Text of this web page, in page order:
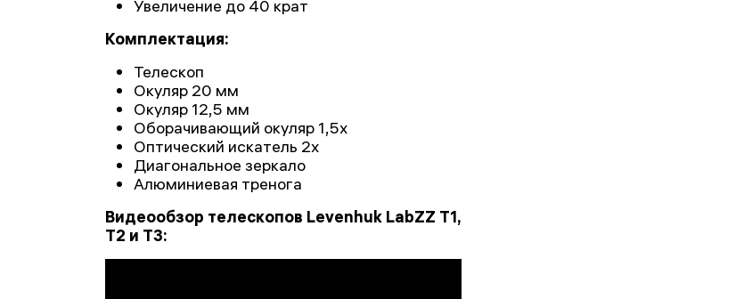
Увеличение до 40 крат
Комплектация:
Телескоп
Окуляр 20 мм
Окуляр 12,5 мм
Оборачивающий окуляр 1,5х
Оптический искатель 2х
Диагональное зеркало
Алюминиевая тренога
Видеообзор телескопов Levenhuk LabZZ T1,
T2 и T3: